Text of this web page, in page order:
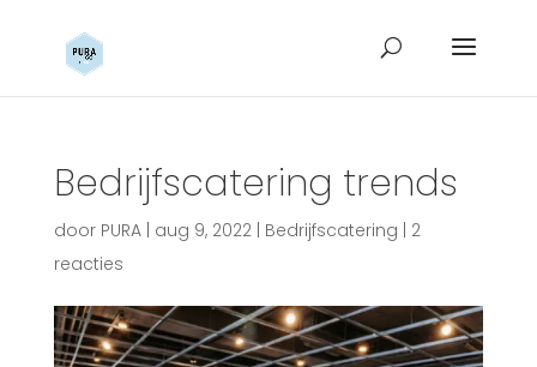
Bedrijfscatering trends
door PURA| aug 9, 2022| Bedrijfscatering
2
reacties